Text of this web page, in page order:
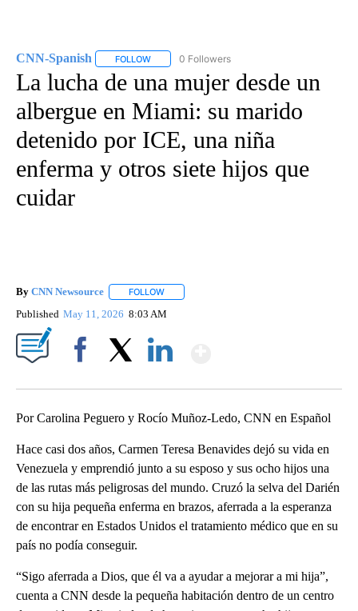
CNN-Spanish FOLLOW FOLLOW "CNN-SPANISH" TO RECEIVE
0 Followers
La lucha de una mujer desde un
albergue en Miami: su marido
detenido por ICE, una niña
enferma y otros siete hijos que
cuidar
By CNN Newsource FOLLOW
Published May 11, 2026 8:03 AM
Por Carolina Peguero y Rocío Muñoz-Ledo, CNN en Español
Hace casi dos años, Carmen Teresa Benavides dejó su vida en
Venezuela y emprendió junto a su esposo y sus ocho hijos una
de las rutas más peligrosas del mundo. Cruzó la selva del Darién
con su hija pequeña enferma en brazos, aferrada a la esperanza
de encontrar en Estados Unidos el tratamiento médico que en su
país no podía conseguir.
“Sigo aferrada a Dios, que él va a ayudar a mejorar a mi hija”,
cuenta a CNN desde la pequeña habitación dentro de un centro